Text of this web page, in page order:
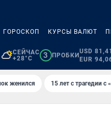
ГОРОСКОП КУРСЫ ВАЛЮТ
СЕЙЧАС
+28°C
3 ПРОБКИ
USD 81,41
EUR
женился 15 лет с трагедии с